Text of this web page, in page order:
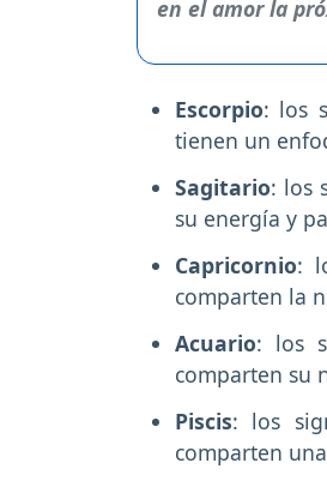
Escorpio: los
tienen un
Sagitario: los
su energía y
Capricornio:
comparten la
Acuario: los
comparten su
Piscis: los
comparten